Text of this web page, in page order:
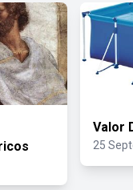
Valor
25